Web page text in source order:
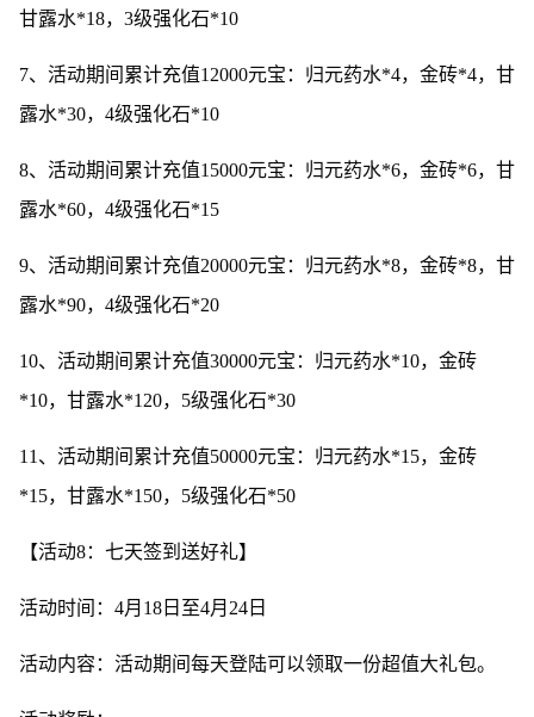
甘露水*18，3级强化石*10
7、活动期间累计充值12000元宝：归元药水*4，金砖*4，甘
露水*30，4级强化石*10
8、活动期间累计充值15000元宝：归元药水*6，金砖*6，甘
露水*60，4级强化石*15
9、活动期间累计充值20000元宝：归元药水*8，金砖*8，甘
露水*90，4级强化石*20
10、活动期间累计充值30000元宝：归元药水*10，金砖
*10，甘露水*120，5级强化石*30
11、活动期间累计充值50000元宝：归元药水*15，金砖
*15，甘露水*150，5级强化石*50
【活动8：七天签到送好礼】
活动时间：4月18日至4月24日
活动内容：活动期间每天登陆可以领取一份超值大礼包。